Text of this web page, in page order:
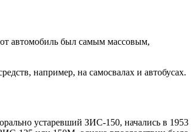
автомобиль был самым массовым,
например, на самосвалах и автобусах.
устаревший ЗИС-150, начались в 1953